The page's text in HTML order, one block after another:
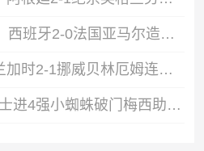
时隔16年进决赛！西班牙2-0法国亚马尔造点奥亚萨瓦尔、波罗破门
晋级四强！英格兰加时2-1挪威贝林厄姆连场双响谢尔德鲁普破门
阿根廷加时3-1瑞士进4强小蜘蛛破门梅西助攻麦卡恩博洛假摔染红